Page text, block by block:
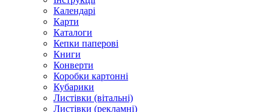
Календарі
Карти
Каталоги
Кепки паперові
Книги
Конверти
Коробки картонні
Кубарики
Листівки (вітальні)
Листівки (рекламні)